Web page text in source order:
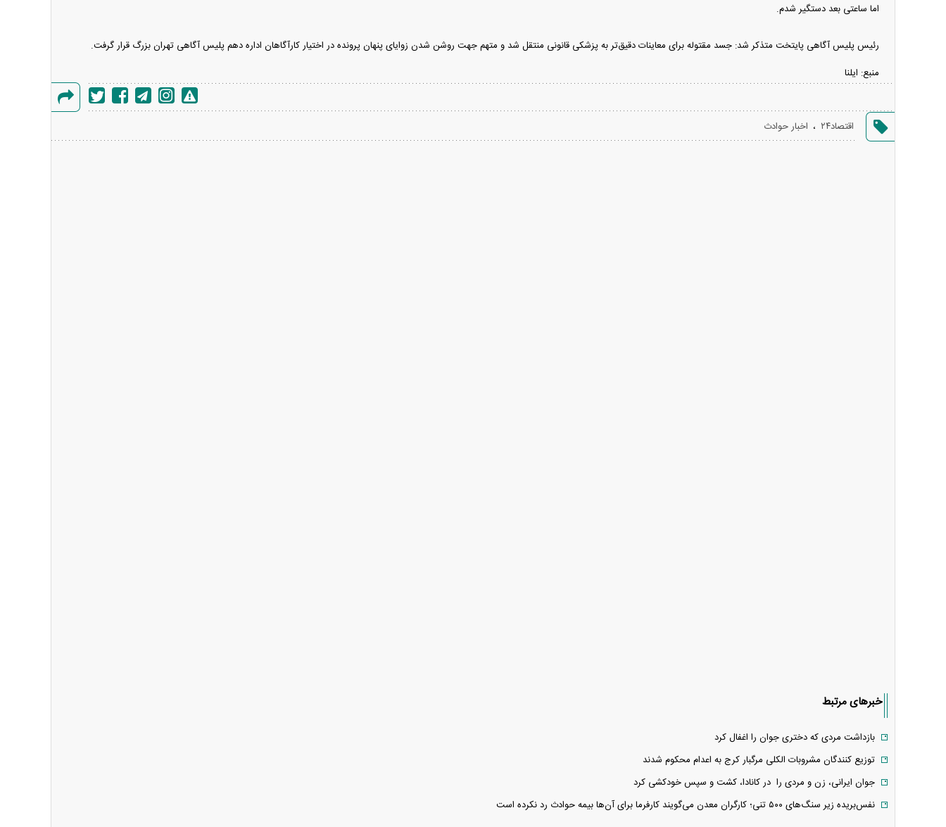
اما ساعتی بعد دستگیر شدم.
رئیس پلیس آگاهی پایتخت متذکر شد: جسد مقتوله برای معاینات دقیق‌تر به پزشکی قانونی منتقل شد و متهم جهت روشن شدن زوایای پنهان پرونده در اختیار کارآگاهان اداره دهم پلیس آگاهی تهران بزرگ قرار گرفت.
منبع: ایلنا
گزارش
اقتصاد۲۴ ، اخبار حوادث
خبرهای مرتبط
بازداشت مردی که دختری جوان را اغفال کرد
توزیع کنندگان مشروبات الکلی مرگبار کرج به اعدام محکوم شدند
جوان ایرانی، زن و مردی را در کانادا، کشت و سپس خودکشی کرد
نفس‌بریده زیر سنگ‌های ۵۰۰ تنی؛ کارگران معدن می‌گویند کارفرما برای آن‌ها بیمه حوادث رد نکرده است